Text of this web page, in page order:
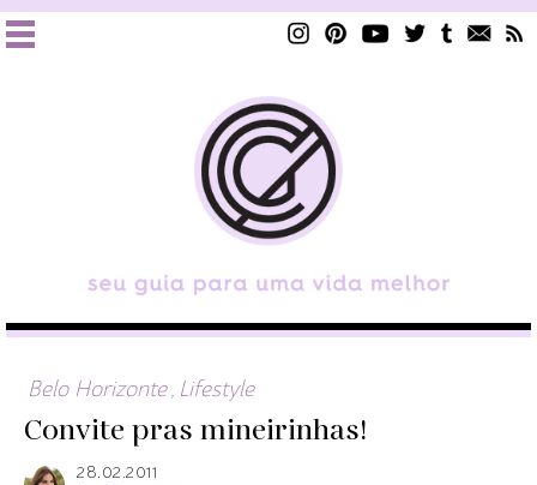
Belo Horizonte Lifestyle
Convite pras mineirinhas!
28.02.2011